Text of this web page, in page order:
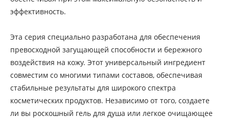
эффективность.
Эта серия специально разработана для обеспечения
превосходной загущающей способности и бережного
воздействия на кожу. Этот универсальный ингредиент
совместим со многими типами составов, обеспечивая
стабильные результаты для широкого спектра
косметических продуктов. Независимо от того, создаете
ли вы роскошный гель для душа или легкое очищающее